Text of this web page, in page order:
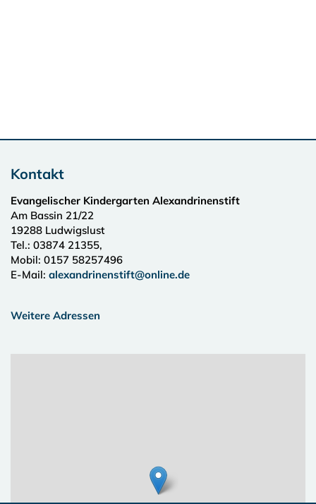
Kontakt
Evangelischer Kindergarten Alexandrinenstift
Am Bassin 21/22
19288 Ludwigslust
Tel.: 03874 21355,
Mobil: 0157 58257496
E-Mail: alexandrinenstift@online.de
Weitere Adressen